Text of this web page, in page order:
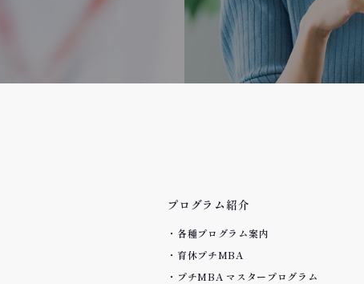
プログラム紹介
各種プログラム案内
育休プチMBA
プチMBA マスタープログラム